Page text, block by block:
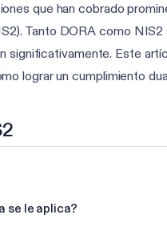
que han cobrado
Tanto DORA como
significativamente. Este
lograr un cumplimiento
se le aplica?